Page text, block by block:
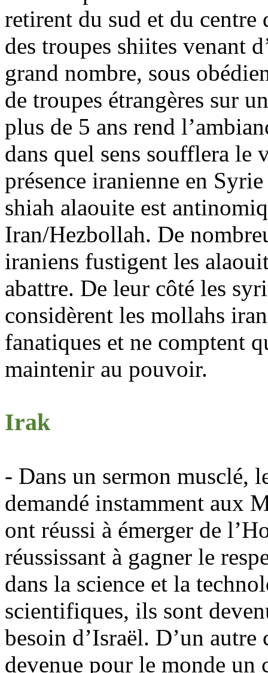
retirent du sud et du centre
des troupes shiites venant
grand nombre, sous
de troupes étrangères sur
plus de 5 ans rend
dans quel sens soufflera le
présence iranienne en
shiah alaouite est
Iran/Hezbollah. De
iraniens fustigent les
abattre. De leur côté les
considèrent les mollahs
fanatiques et ne comptent
maintenir au pouvoir.
Irak
- Dans un sermon musclé,
demandé instamment aux
ont réussi à émerger de
réussissant à gagner le
dans la science et la
scientifiques, ils sont
besoin d’Israël. D’un
devenue pour le monde un